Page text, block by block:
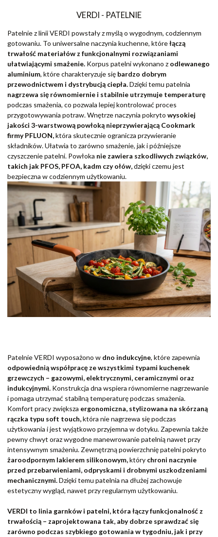
VERDI - PATELNIE
Patelnie z linii VERDI powstały z myślą o wygodnym, codziennym
gotowaniu. To uniwersalne naczynia kuchenne, którełączą
trwałość materiałów z funkcjonalnymi rozwiązaniami
ułatwiającymi smażenie. Korpus patelni wykonano z odlewanego
aluminium, które charakteryzuje się bardzo dobrym
przewodnictwem i dystrybucją ciepła.Dzięki temu patelnia
nagrzewa się równomiernie i stabilnie utrzymuje temperaturę
podczas smażenia, co pozwala lepiej kontrolować proces
przygotowywania potraw. Wnętrze naczynia pokryto wysokiej
jakości 3-warstwową powłoką nieprzywierającą Cookmark
firmy PFLUON,która skutecznie ogranicza przywieranie
składników. Ułatwia to zarówno smażenie, jak i późniejsze
czyszczenie patelni. Powłoka nie zawiera szkodliwych związków,
takich jak PFOS, PFOA, kadm czy ołów,dzięki czemu jest
bezpieczna w codziennym użytkowaniu.
Patelnie VERDI wyposażono w dno indukcyjne, które zapewnia
odpowiednią współpracę ze wszystkimi typami kuchenek
grzewczych – gazowymi, elektrycznymi, ceramicznymi oraz
indukcyjnymi. Konstrukcja dna wspiera równomierne nagrzewanie
i pomaga utrzymać stabilną temperaturę podczas smażenia.
Komfort pracy zwiększa ergonomiczna, stylizowana na skórzaną
rączka typu soft touch,która nie nagrzewa się podczas
użytkowania i jest wyjątkowo przyjemna w dotyku. Zapewnia także
pewny chwyt oraz wygodne manewrowanie patelnią nawet przy
intensywnym smażeniu. Zewnętrzną powierzchnię patelni pokryto
żaroodpornym lakierem silikonowym,który chroni naczynie
przed przebarwieniami, odpryskami i drobnymi uszkodzeniami
mechanicznymi.Dzięki temu patelnia na dłużej zachowuje
estetyczny wygląd, nawet przy regularnym użytkowaniu.
VERDI to linia garnków i patelni, która łączy funkcjonalność z
trwałością – zaprojektowana tak, aby dobrze sprawdzać się
zarówno podczas szybkiego gotowania w tygodniu, jak i przy